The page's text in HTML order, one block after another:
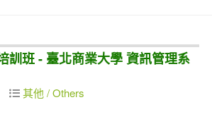
訓班 - 臺北商業大學 資訊管理系
其他 / Others